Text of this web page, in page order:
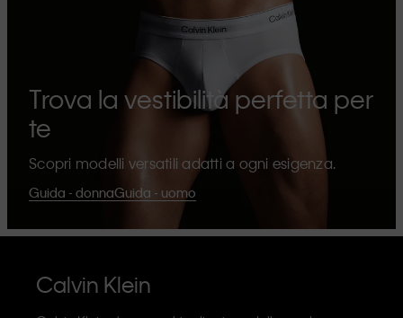
Trova la vestibilità perfetta per
te
Scopri modelli versatili adatti a ogni esigenza.
Guida - donnaGuida - uomo
Calvin Klein